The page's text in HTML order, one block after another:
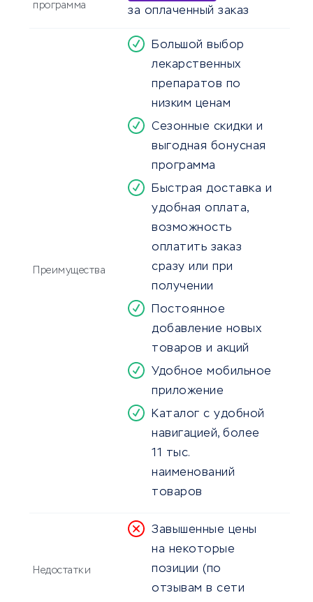
программа
за оплаченный заказ
Преимущества
Большой выбор
лекарственных
препаратов по
низким ценам
Сезонные скидки и
выгодная бонусная
программа
Быстрая доставка и
удобная оплата,
возможность
оплатить заказ
сразу или при
получении
Постоянное
добавление новых
товаров и акций
Удобное мобильное
приложение
Каталог с удобной
навигацией, более
11 тыс.
наименований
товаров
Недостатки
Завышенные цены
на некоторые
позиции (по
отзывам в сети